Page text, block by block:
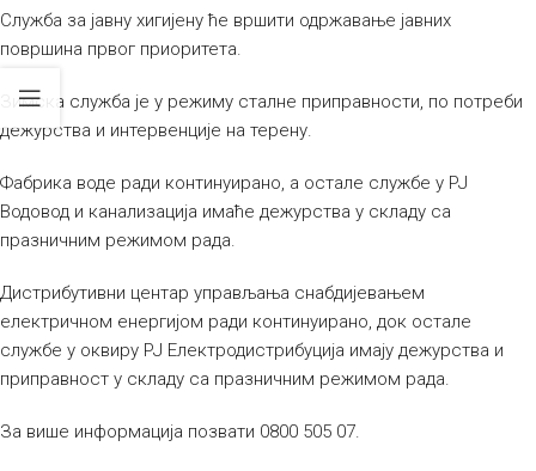
Служба за јавну хигијену ће вршити одржавање јавних
површина првог приоритета.
Зимска служба је у режиму сталне приправности, по потреби
дежурства и интервенције на терену.
Фабрика воде ради континуирано, а остале службе у РЈ
Водовод и канализација имаће дежурства у складу са
празничним режимом рада.
Дистрибутивни центар управљања снабдијевањем
електричном енергијом ради континуирано, док остале
службе у оквиру РЈ Електродистрибуција имају дежурства и
приправност у складу са празничним режимом рада.
За више информација позвати 0800 505 07.